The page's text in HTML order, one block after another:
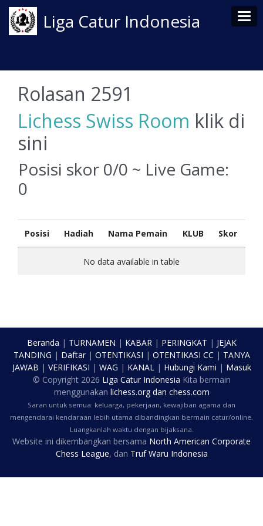
Liga Catur Indonesia
Rolasan 2591
Lichess Swiss Room klik di
sini
Posisi skor 0/0 ~ Live Game:
0
Posisi Hadiah Nama Pemain KLUB Skor
No data available in table
Beranda | TURNAMEN | KABAR| PERINGKAT | JEJAK
TANDING | Daftar| OTENTIKASI | OTENTIKASI CC | TANYA
JAWAB | VERIFIKASI | WAG | KANAL| Hubungi Kami | Masuk
© Copyright 2026 Liga Catur Indonesia Kita bermain
menggunakan lichess.orgdan chess.com
Saran untuk semua: keluarga, pekerjaan, kewajiban agama dan
mengendarai kendaraan lebih utama dibandingkan bermain catur/online.
Luangkanlah waktu dengan bijaksana.
Website ini dikembangkan bersama North American Corporate
Chess League, dan Truf Waru Indonesia